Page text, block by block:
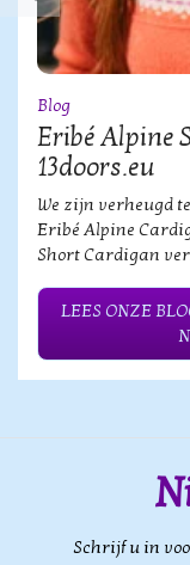
Blog
Eribé Alpine
13doors.eu
We zijn verheugd
Eribé Alpine
Short Cardigan
LEES ONZE
Schrijf u in